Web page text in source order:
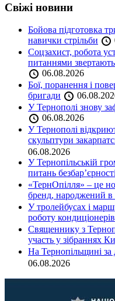
Свіжі новини
Бойова підготовка
навички стрільби
Соцзахист, робота
питаннями
06.08.2026
Бої, поранення і
бригади
У Тернополі знову
06.08.2026
У Тернополі
скульптури
06.08.2026
У Тернопільській
питань
«ТернОпілля» – це
бренд, народжений в
У тролейбусах і
роботу кондиціонерів
Священнику з
участь у зібраннях
На Тернопільщині
06.08.2026